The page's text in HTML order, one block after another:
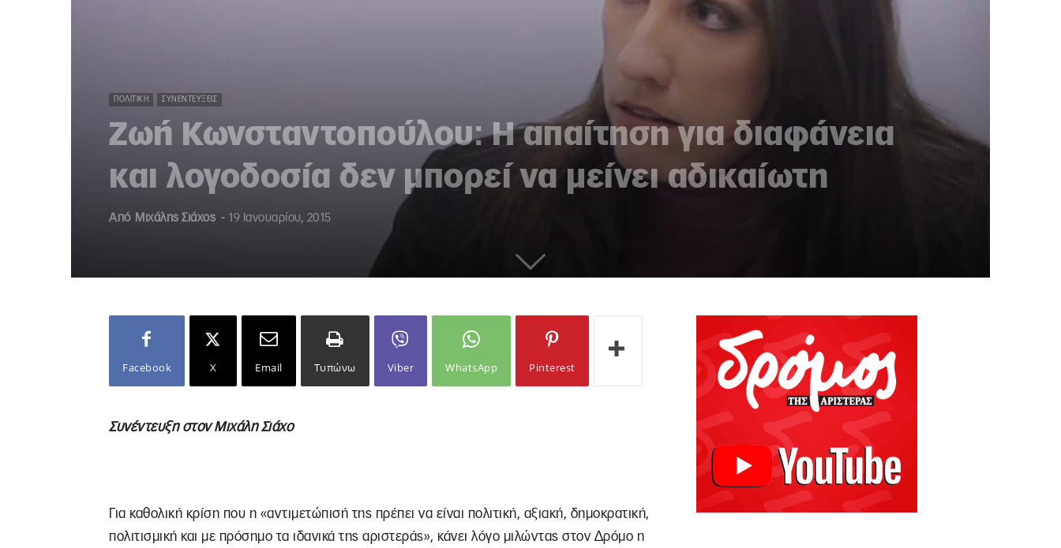
ΠΟΛΙΤΙΚΉ ΣΥΝΕΝΤΕΎΞΕΙΣ
Ζωή Κωνσταντοπούλου: Η απαίτηση για διαφάνεια
και λογοδοσία δεν μπορεί να μείνει αδικαίωτη
Από Μιχάλης Σιάχος - 19 Ιανουαρίου, 2015
Facebook X Email Τυπώνω Viber WhatsApp Pinterest
Συνέντευξη στον Μιχάλη Σιάχο
Για καθολική κρίση που η «αντιμετώπισή της πρέπει να είναι πολιτική, αξιακή, δημοκρατική,
πολιτισμική και με πρόσημο τα ιδανικά της αριστεράς», κάνει λόγο μιλώντας στον Δρόμο η